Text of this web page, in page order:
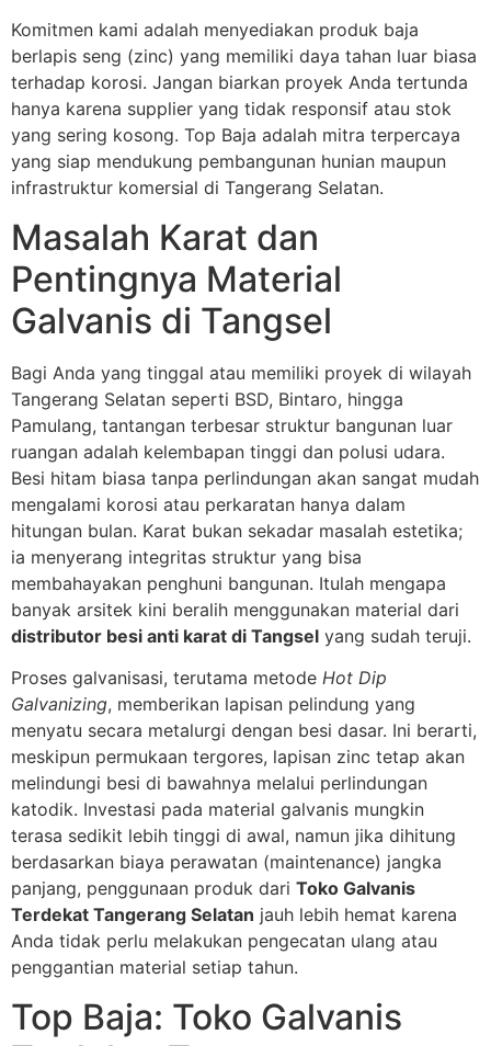
Komitmen kami adalah menyediakan produk baja
berlapis seng (zinc) yang memiliki daya tahan luar biasa
terhadap korosi. Jangan biarkan proyek Anda tertunda
hanya karena supplier yang tidak responsif atau stok
yang sering kosong. Top Baja adalah mitra terpercaya
yang siap mendukung pembangunan hunian maupun
infrastruktur komersial di Tangerang Selatan.
Masalah Karat dan
Pentingnya Material
Galvanis di Tangsel
Bagi Anda yang tinggal atau memiliki proyek di wilayah
Tangerang Selatan seperti BSD, Bintaro, hingga
Pamulang, tantangan terbesar struktur bangunan luar
ruangan adalah kelembapan tinggi dan polusi udara.
Besi hitam biasa tanpa perlindungan akan sangat mudah
mengalami korosi atau perkaratan hanya dalam
hitungan bulan. Karat bukan sekadar masalah estetika;
ia menyerang integritas struktur yang bisa
membahayakan penghuni bangunan. Itulah mengapa
banyak arsitek kini beralih menggunakan material dari
distributor besi anti karat di Tangsel yang sudah teruji.
Proses galvanisasi, terutama metode Hot Dip
Galvanizing, memberikan lapisan pelindung yang
menyatu secara metalurgi dengan besi dasar. Ini berarti,
meskipun permukaan tergores, lapisan zinc tetap akan
melindungi besi di bawahnya melalui perlindungan
katodik. Investasi pada material galvanis mungkin
terasa sedikit lebih tinggi di awal, namun jika dihitung
berdasarkan biaya perawatan (maintenance) jangka
panjang, penggunaan produk dari Toko Galvanis
Terdekat Tangerang Selatan jauh lebih hemat karena
Anda tidak perlu melakukan pengecatan ulang atau
penggantian material setiap tahun.
Top Baja: Toko Galvanis